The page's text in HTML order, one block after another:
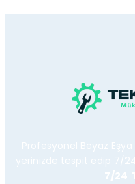
Profesyonel Beyaz Eşya
yerinizde tespit edip 7/
7/24